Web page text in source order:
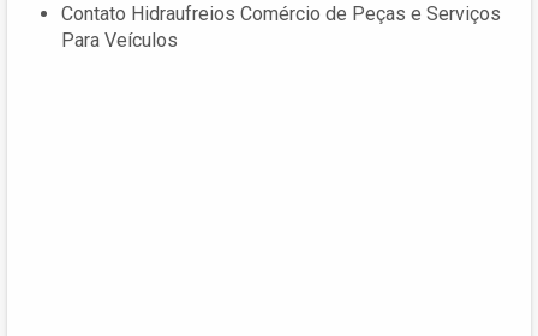
Contato Hidraufreios Comércio de Peças e Serviços
Para Veículos